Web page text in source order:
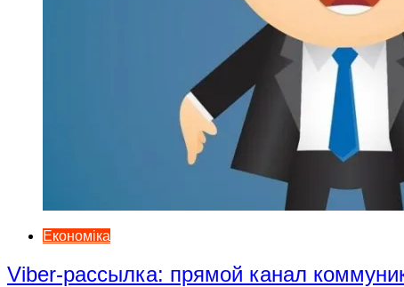
Економіка
Viber-рассылка: прямой канал